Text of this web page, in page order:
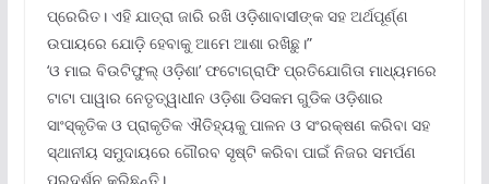
ପ୍ରେରିତ। ଏହି ଯାତ୍ରା ଜାରି ରଖି ଓଡ଼ିଶାବାସୀଙ୍କ ସହ ଅର୍ଥପୂର୍ଣ୍ଣ
ଉପାୟରେ ଯୋଡ଼ି ହେବାକୁ ଆମେ ଆଶା ରଖିଛୁ।”
‘ଓ ମାଇ ବିଉଟିଫୁଲ୍ ଓଡ଼ିଶା’ ଫଟୋଗ୍ରାଫି ପ୍ରତିଯୋଗିତା ମାଧ୍ୟମରେ
ଟାଟା ପାୱାର ନେତୃତ୍ୱାଧୀନ ଓଡ଼ିଶା ଡିସକମ ଗୁଡିକ ଓଡ଼ିଶାର
ସାଂସ୍କୃତିକ ଓ ପ୍ରାକୃତିକ ଐତିହ୍ୟକୁ ପାଳନ ଓ ସଂରକ୍ଷଣ କରିବା ସହ
ସ୍ଥାନୀୟ ସମୁଦାୟରେ ଗୌରବ ସୃଷ୍ଟି କରିବା ପାଇଁ ନିଜର ସମର୍ପଣ
ପ୍ରଦର୍ଶନ କରିଛନ୍ତି।